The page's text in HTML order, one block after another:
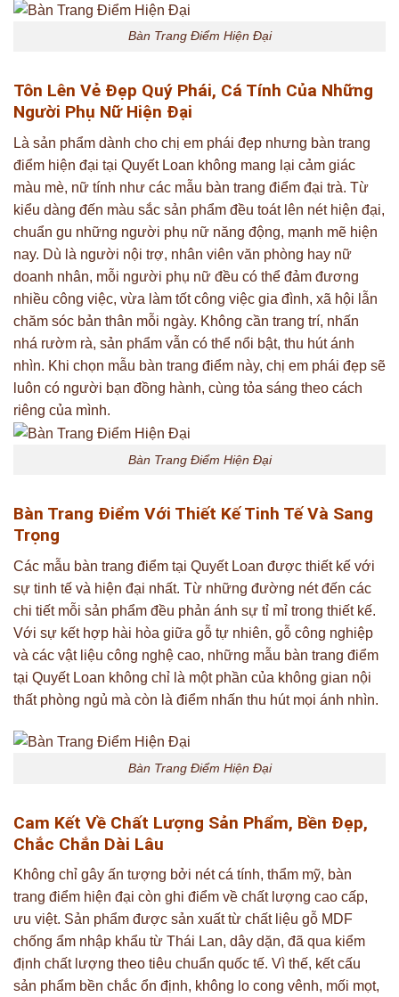
Bàn Trang Điểm Hiện Đại
Tôn Lên Vẻ Đẹp Quý Phái, Cá Tính Của Những
Người Phụ Nữ Hiện Đại
Là sản phẩm dành cho chị em phái đẹp nhưng bàn trang
điểm hiện đại tại Quyết Loan không mang lại cảm giác
màu mè, nữ tính như các mẫu bàn trang điểm đại trà. Từ
kiểu dàng đến màu sắc sản phẩm đều toát lên nét hiện đại,
chuẩn gu những người phụ nữ năng động, mạnh mẽ hiện
nay. Dù là người nội trợ, nhân viên văn phòng hay nữ
doanh nhân, mỗi người phụ nữ đều có thể đảm đương
nhiều công việc, vừa làm tốt công việc gia đình, xã hội lẫn
chăm sóc bản thân mỗi ngày. Không cần trang trí, nhấn
nhá rườm rà, sản phẩm vẫn có thể nổi bật, thu hút ánh
nhìn. Khi chọn mẫu bàn trang điểm này, chị em phái đẹp sẽ
luôn có người bạn đồng hành, cùng tỏa sáng theo cách
riêng của mình.
Bàn Trang Điểm Hiện Đại
Bàn Trang Điểm Với Thiết Kế Tinh Tế Và Sang
Trọng
Các mẫu bàn trang điểm tại Quyết Loan được thiết kế với
sự tinh tế và hiện đại nhất. Từ những đường nét đến các
chi tiết mỗi sản phẩm đều phản ánh sự tỉ mỉ trong thiết kế.
Với sự kết hợp hài hòa giữa gỗ tự nhiên, gỗ công nghiệp
và các vật liệu công nghệ cao, những mẫu bàn trang điểm
tại Quyết Loan không chỉ là một phần của không gian nội
thất phòng ngủ mà còn là điểm nhấn thu hút mọi ánh nhìn.
Bàn Trang Điểm Hiện Đại
Cam Kết Về Chất Lượng Sản Phẩm, Bền Đẹp,
Chắc Chắn Dài Lâu
Không chỉ gây ấn tượng bởi nét cá tính, thẩm mỹ, bàn
trang điểm hiện đại còn ghi điểm về chất lượng cao cấp,
ưu việt. Sản phẩm được sản xuất từ chất liệu gỗ MDF
chống ẩm nhập khẩu từ Thái Lan, dây dặn, đã qua kiểm
định chất lượng theo tiêu chuẩn quốc tế. Vì thế, kết cấu
sản phẩm bền chắc ổn định, không lo cong vênh, mối mọt,